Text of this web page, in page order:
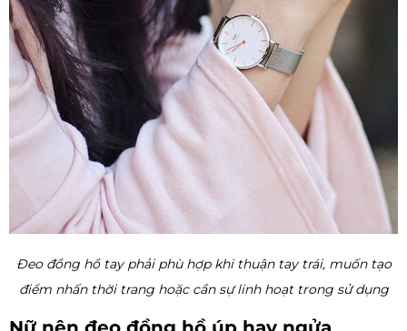
Đeo đồng hồ tay phải phù hợp khi thuận tay trái, muốn tạo
điểm nhấn thời trang hoặc cần sự linh hoạt trong sử dụng